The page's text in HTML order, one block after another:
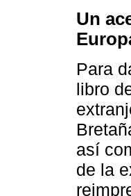
Un
Para
libro
así
de la